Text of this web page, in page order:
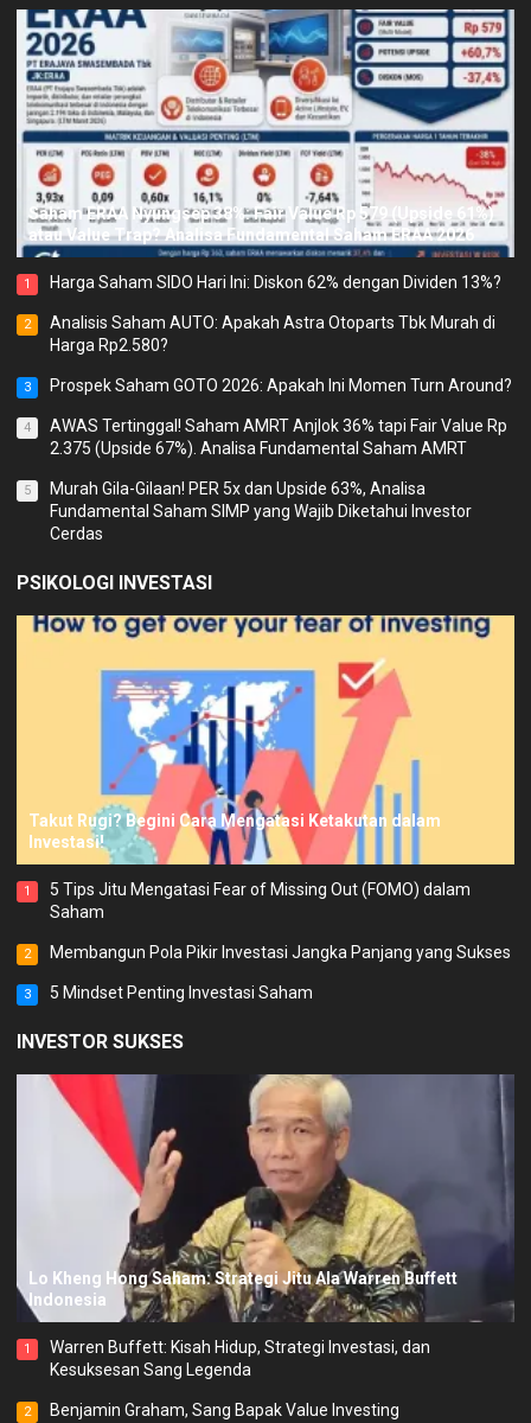
Saham ERAA Nyungsep 38%: Fair Value Rp 579 (Upside 61%)
atau Value Trap? Analisa Fundamental Saham ERAA 2026
1 Harga Saham SIDO Hari Ini: Diskon 62% dengan Dividen 13%?
2
Analisis Saham AUTO: Apakah Astra Otoparts Tbk Murah di
Harga Rp2.580?
3 Prospek Saham GOTO 2026: Apakah Ini Momen Turn Around?
4
AWAS Tertinggal! Saham AMRT Anjlok 36% tapi Fair Value Rp
2.375 (Upside 67%). Analisa Fundamental Saham AMRT
5
Murah Gila-Gilaan! PER 5x dan Upside 63%, Analisa
Fundamental Saham SIMP yang Wajib Diketahui Investor
Cerdas
PSIKOLOGI INVESTASI
Takut Rugi? Begini Cara Mengatasi Ketakutan dalam
Investasi!
1
5 Tips Jitu Mengatasi Fear of Missing Out (FOMO) dalam
Saham
2 Membangun Pola Pikir Investasi Jangka Panjang yang Sukses
3 5 Mindset Penting Investasi Saham
INVESTOR SUKSES
Lo Kheng Hong Saham: Strategi Jitu Ala Warren Buffett
Indonesia
1
Warren Buffett: Kisah Hidup, Strategi Investasi, dan
Kesuksesan Sang Legenda
2 Benjamin Graham, Sang Bapak Value Investing